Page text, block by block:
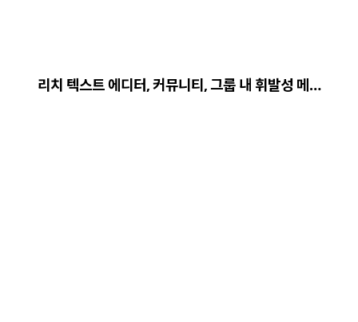
리치 텍스트 에디터, 커뮤니티, 그룹 내 휘발성 메…